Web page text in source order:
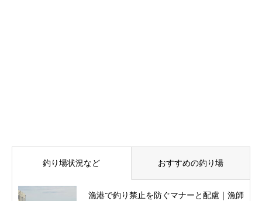
釣り場状況など おすすめの釣り場
漁港で釣り禁止を防ぐマナーと配慮｜漁師